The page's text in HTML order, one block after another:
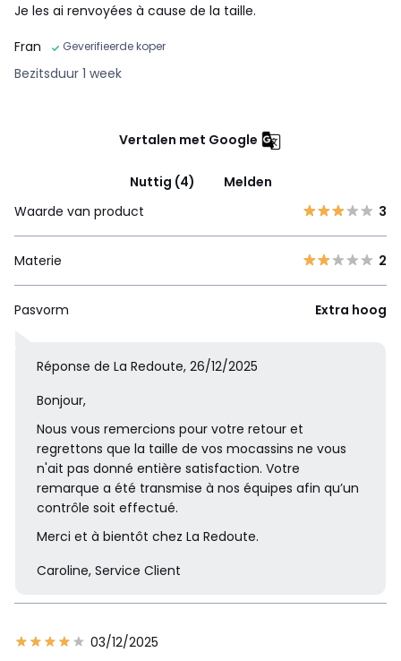
Je les ai renvoyées à cause de la taille.
Fran
Geverifieerde koper
Bezitsduur 1 week
Vertalen met Google
Nuttig (4)
Melden
Waarde van product
3
Materie 2
Pasvorm Extra hoog
Réponse de La Redoute, 26/12/2025
Bonjour,
Nous vous remercions pour votre retour et
regrettons que la taille de vos mocassins ne vous
n'ait pas donné entière satisfaction. Votre
remarque a été transmise à nos équipes afin qu’un
contrôle soit effectué.
Merci et à bientôt chez La Redoute.
Caroline, Service Client
03/12/2025